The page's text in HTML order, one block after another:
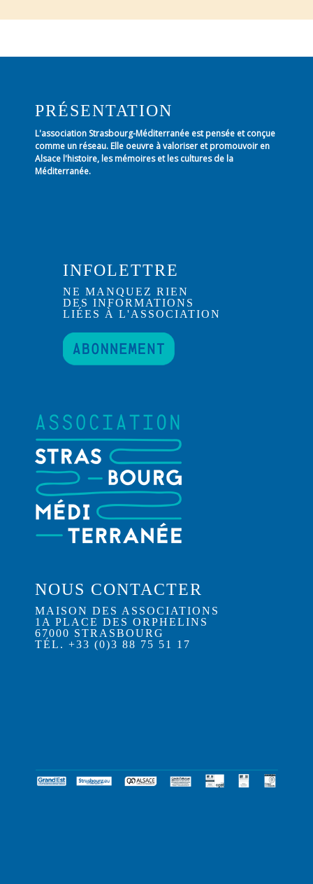
PRÉSENTATION
L'association Strasbourg-Méditerranée est pensée et conçue
comme un réseau. Elle oeuvre à valoriser et promouvoir en
Alsace l'histoire, les mémoires et les cultures de la
Méditerranée.
INFOLETTRE
NE MANQUEZ RIEN
DES INFORMATIONS
LIÉES À L'ASSOCIATION
NOUS CONTACTER
MAISON DES ASSOCIATIONS
1A PLACE DES ORPHELINS
67000 STRASBOURG
TÉL. +33 (0)3 88 75 51 17